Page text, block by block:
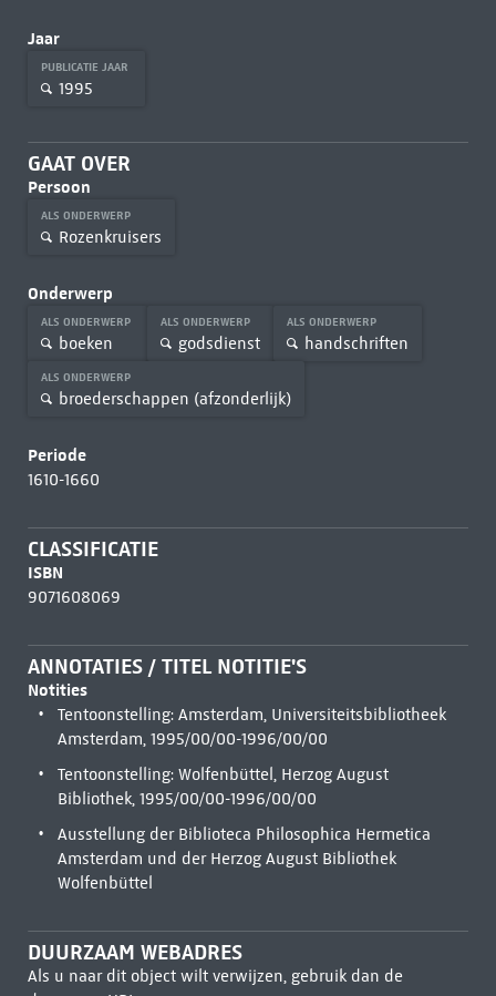
Jaar
PUBLICATIE JAAR
1995
GAAT OVER
Persoon
ALS ONDERWERP
Rozenkruisers
Onderwerp
ALS ONDERWERP
boeken
ALS ONDERWERP
godsdienst
ALS ONDERWERP
handschriften
ALS ONDERWERP
broederschappen (afzonderlijk)
Periode
1610-1660
CLASSIFICATIE
ISBN
9071608069
ANNOTATIES / TITEL NOTITIE'S
Notities
Tentoonstelling: Amsterdam, Universiteitsbibliotheek
Amsterdam, 1995/00/00-1996/00/00
Tentoonstelling: Wolfenbüttel, Herzog August
Bibliothek, 1995/00/00-1996/00/00
Ausstellung der Biblioteca Philosophica Hermetica
Amsterdam und der Herzog August Bibliothek
Wolfenbüttel
DUURZAAM WEBADRES
Als u naar dit object wilt verwijzen, gebruik dan de